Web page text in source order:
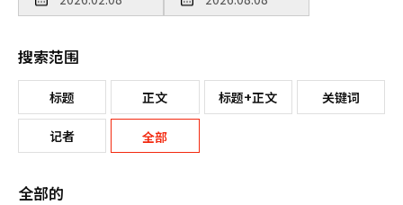
搜索范围
标题 正文 标题+正文 关键词
记者 全部
全部的